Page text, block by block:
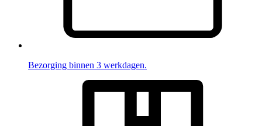
Bezorging binnen 3 werkdagen.